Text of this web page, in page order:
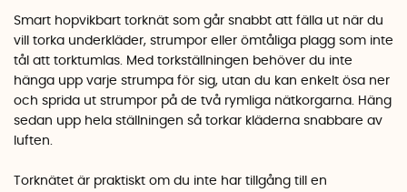
Smart hopvikbart torknät som går snabbt att fälla ut när du
vill torka underkläder, strumpor eller ömtåliga plagg som inte
tål att torktumlas. Med torkställningen behöver du inte
hänga upp varje strumpa för sig, utan du kan enkelt ösa ner
och sprida ut strumpor på de två rymliga nätkorgarna. Häng
sedan upp hela ställningen så torkar kläderna snabbare av
luften.
Torknätet är praktiskt om du inte har tillgång till en